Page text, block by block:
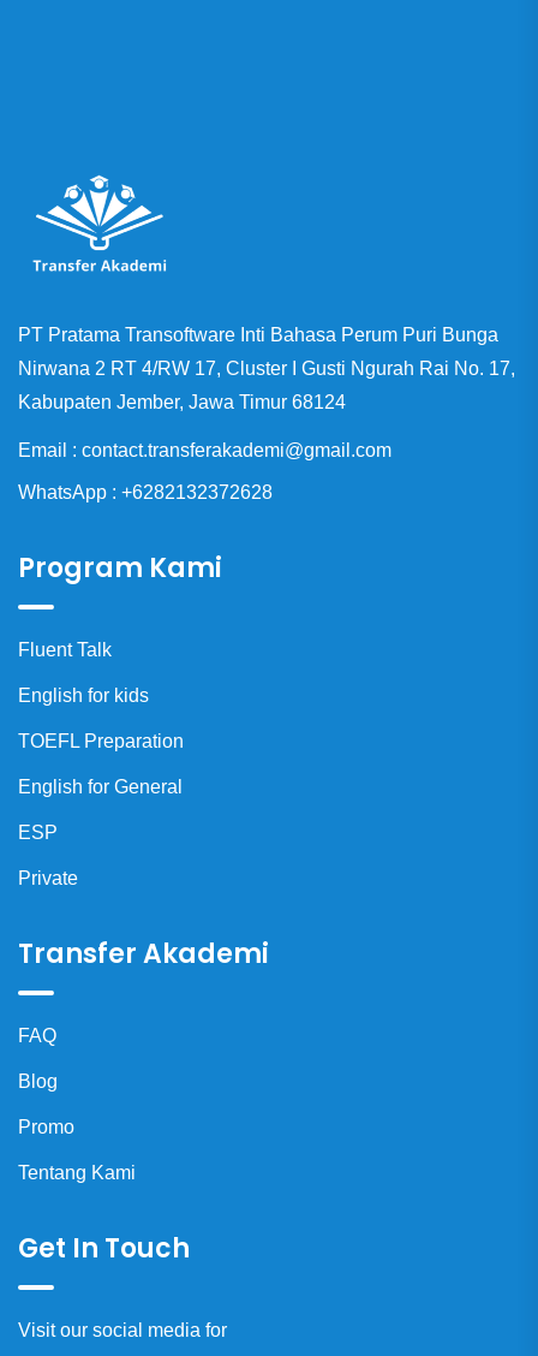
PT Pratama Transoftware Inti Bahasa Perum Puri Bunga
Nirwana 2 RT 4/RW 17, Cluster I Gusti Ngurah Rai No. 17,
Kabupaten Jember, Jawa Timur 68124
Email : contact.transferakademi@gmail.com
WhatsApp : +6282132372628
Program Kami
Fluent Talk
English for kids
TOEFL Preparation
English for General
ESP
Private
Transfer Akademi
FAQ
Blog
Promo
Tentang Kami
Get In Touch
Visit our social media for